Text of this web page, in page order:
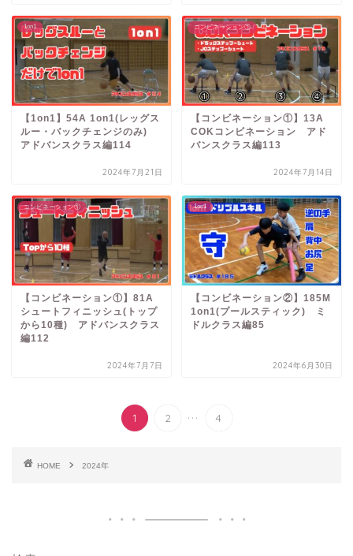
1on1
【1on1】54A 1on1(レッグス
ルー・バックチェンジのみ)
アドバンスクラス編114
2024年7月21日
コンビネーション①
【コンビネーション①】13A
COKコンビネーション アド
バンスクラス編113
2024年7月14日
コンビネーション①
【コンビネーション①】81A
シュートフィニッシュ(トップ
から10種) アドバンスクラス
編112
2024年7月7日
1on1
【コンビネーション②】185M
1on1(プールスティック) ミ
ドルクラス編85
2024年6月30日
1 2 ... 4
HOME 2024年